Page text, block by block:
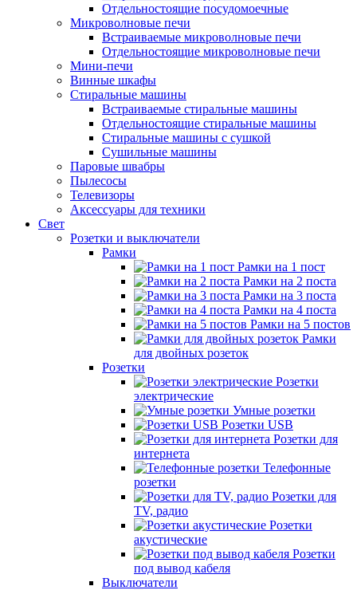
Отдельностоящие посудомоечные
Микроволновые печи
Встраиваемые микроволновые печи
Отдельностоящие микроволновые печи
Мини-печи
Винные шкафы
Стиральные машины
Встраиваемые стиральные машины
Отдельностоящие стиральные машины
Стиральные машины с сушкой
Сушильные машины
Паровые швабры
Пылесосы
Телевизоры
Аксессуары для техники
Свет
Розетки и выключатели
Рамки
Рамки на 1 пост
Рамки на 2 поста
Рамки на 3 поста
Рамки на 4 поста
Рамки на 5 постов
Рамки
для двойных розеток
Розетки
Розетки
электрические
Умные розетки
Розетки USB
Розетки для
интернета
Телефонные
розетки
Розетки для
TV, радио
Розетки
акустические
Розетки
под вывод кабеля
Выключатели